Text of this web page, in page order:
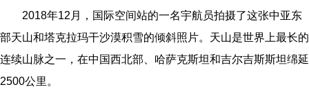
2018年12月，国际空间站的一名宇航员拍摄了这张中亚东
部天山和塔克拉玛干沙漠积雪的倾斜照片。天山是世界上最长的
连续山脉之一，在中国西北部、哈萨克斯坦和吉尔吉斯斯坦绵延
2500公里。